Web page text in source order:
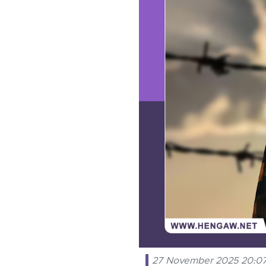
27 November 2025